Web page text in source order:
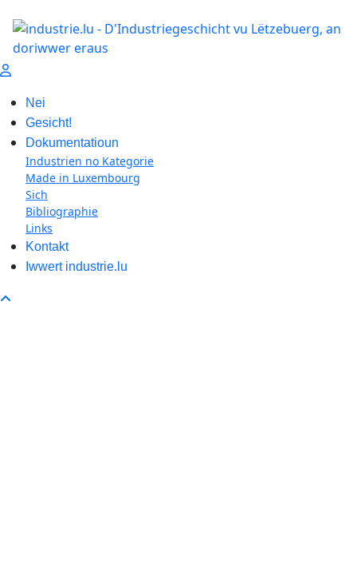
Nei
Gesicht!
Dokumentatioun
Industrien no Kategorie
Made in Luxembourg
Sich
Bibliographie
Links
Kontakt
Iwwert industrie.lu